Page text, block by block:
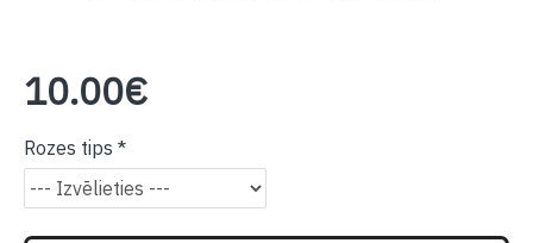
10.00€
Rozes tips